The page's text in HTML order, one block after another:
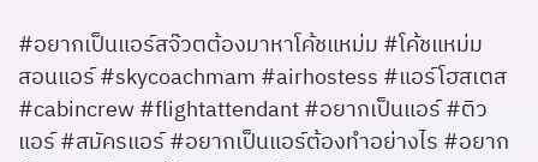
#อยากเป็นแอร์สจ๊วตต้องมาหาโค้ชแหม่ม #โค้ชแหม่ม
สอนแอร์ #skycoachmam #airhostess #แอร์โฮสเตส
#cabincrew #flightattendant #อยากเป็นแอร์ #ติว
แอร์ #สมัครแอร์ #อยากเป็นแอร์ต้องทำอย่างไร #อยาก